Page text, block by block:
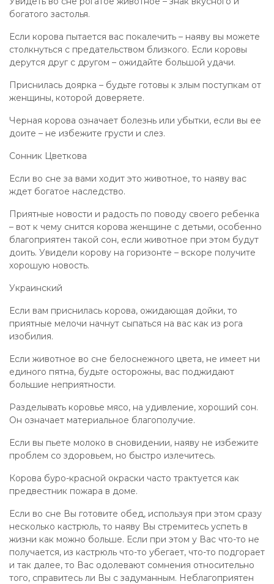
богатого застолья.
Если корова пытается вас покалечить – наяву вы можете
столкнуться с предательством близкого. Если коровы
дерутся друг с другом – ожидайте большой удачи.
Приснилась доярка – будьте готовы к злым поступкам от
женщины, которой доверяете.
Черная корова означает болезнь или убытки, если вы ее
доите – не избежите грусти и слез.
Сонник Цветкова
Если во сне за вами ходит это животное, то наяву вас
ждет богатое наследство.
Приятные новости и радость по поводу своего ребенка
– вот к чему снится корова женщине с детьми, особенно
благоприятен такой сон, если животное при этом будут
доить. Увидели корову на горизонте – вскоре получите
хорошую новость.
Украинский
Если вам приснилась корова, ожидающая дойки, то
приятные мелочи начнут сыпаться на вас как из рога
изобилия.
Если животное во сне белоснежного цвета, не имеет ни
единого пятна, будьте осторожны, вас поджидают
большие неприятности.
Разделывать коровье мясо, на удивление, хороший сон.
Он означает материальное благополучие.
Если вы пьете молоко в сновидении, наяву не избежите
проблем со здоровьем, но быстро излечитесь.
Корова буро-красной окраски часто трактуется как
предвестник пожара в доме.
Если во сне Вы готовите обед, используя при этом сразу
несколько кастрюль, то наяву Вы стремитесь успеть в
жизни как можно больше. Если при этом у Вас что-то не
получается, из кастрюль что-то убегает, что-то подгорает
и так далее, то Вас одолевают сомнения относительно
того, справитесь ли Вы с задуманным. Неблагоприятен